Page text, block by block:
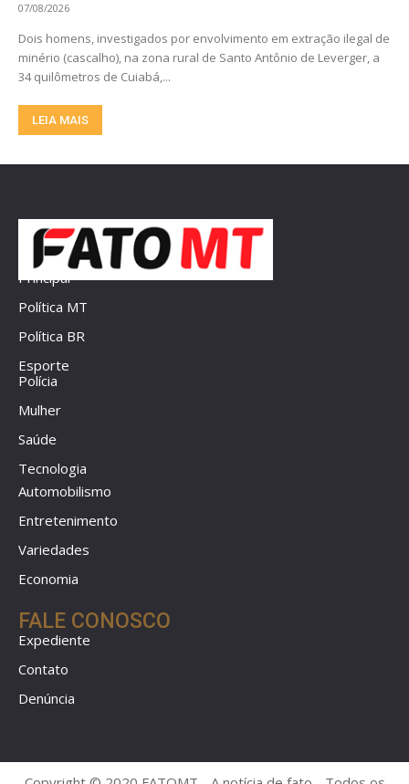
07/08/2026
Dois homens, investigados por envolvimento em extração ilegal de
minério (cascalho), na zona rural de Santo Antônio de Leverger, a
34 quilômetros de Cuiabá,...
LEIA MAIS
Principal
Política MT
Política BR
Esporte
Polícia
Mulher
Saúde
Tecnologia
Automobilismo
Entretenimento
Variedades
Economia
FALE CONOSCO
Expediente
Contato
Denúncia